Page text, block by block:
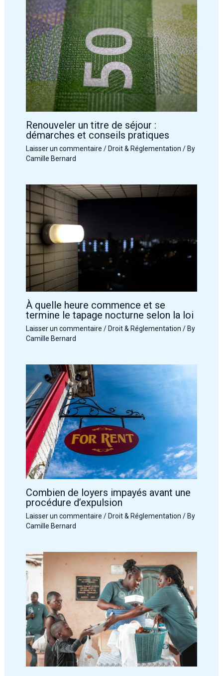
Renouveler un titre de séjour :
démarches et conseils pratiques
Laisser un commentaire / Droit & Réglementation / By
Camille Bernard
À quelle heure commence et se
termine le tapage nocturne selon la loi
Laisser un commentaire / Droit & Réglementation / By
Camille Bernard
Combien de loyers impayés avant une
procédure d’expulsion
Laisser un commentaire / Droit & Réglementation / By
Camille Bernard